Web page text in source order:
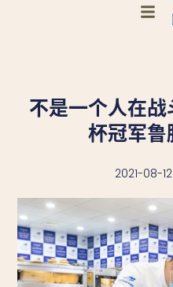
不是一个人在
杯冠军鲁
2021-08-12